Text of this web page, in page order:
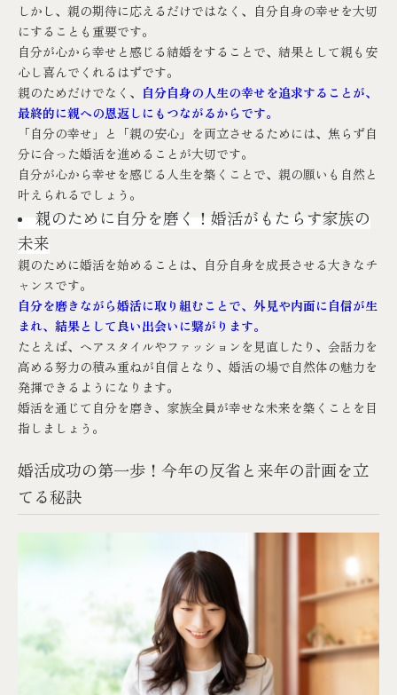
しかし、親の期待に応えるだけではなく、自分自身の幸せを大切
にすることも重要です。
自分が心から幸せと感じる結婚をすることで、結果として親も安
心し喜んでくれるはずです。
親のためだけでなく、 自分自身の人生の幸せを追求することが、
最終的に親への恩返しにもつながるからです。
「自分の幸せ」と「親の安心」を両立させるためには、焦らず自
分に合った婚活を進めることが大切です。
自分が心から幸せを感じる人生を築くことで、親の願いも自然と
叶えられるでしょう。
親のために自分を磨く！婚活がもたらす家族の
未来
親のために婚活を始めることは、自分自身を成長させる大きなチ
ャンスです。
自分を磨きながら婚活に取り組むことで、外見や内面に自信が生
まれ、結果として良い出会いに繋がります。
たとえば、ヘアスタイルやファッションを見直したり、会話力を
高める努力の積み重ねが自信となり、婚活の場で自然体の魅力を
発揮できるようになります。
婚活を通じて自分を磨き、家族全員が幸せな未来を築くことを目
指しましょう。
婚活成功の第一歩！今年の反省と来年の計画を立
てる秘訣